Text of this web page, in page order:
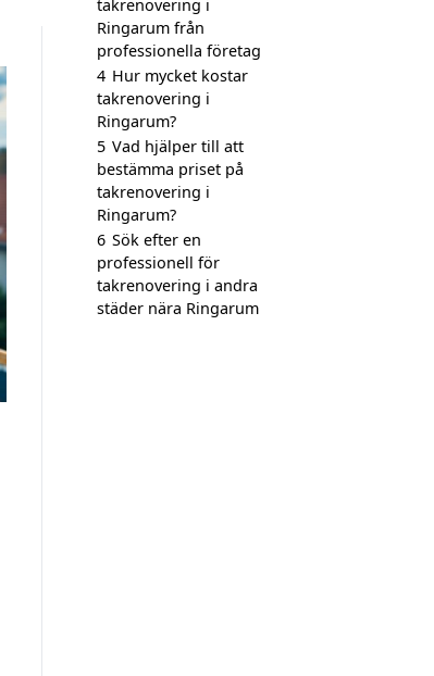
takrenovering i
Ringarum från
professionella företag
4 Hur mycket kostar
takrenovering i
Ringarum?
5 Vad hjälper till att
bestämma priset på
takrenovering i
Ringarum?
6 Sök efter en
professionell för
takrenovering i andra
städer nära Ringarum